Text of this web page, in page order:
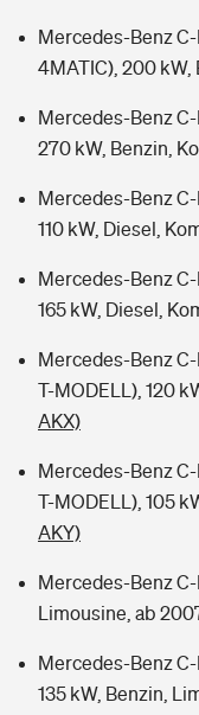
Mercedes-Benz C-
4MATIC), 200 kW,
Mercedes-Benz C-
270 kW, Benzin,
Mercedes-Benz C-
110 kW, Diesel,
Mercedes-Benz C-
165 kW, Diesel,
Mercedes-Benz C-
T-MODELL), 120
AKX)
Mercedes-Benz C-
T-MODELL), 105
AKY)
Mercedes-Benz
Limousine, ab
Mercedes-Benz C-
135 kW, Benzin,